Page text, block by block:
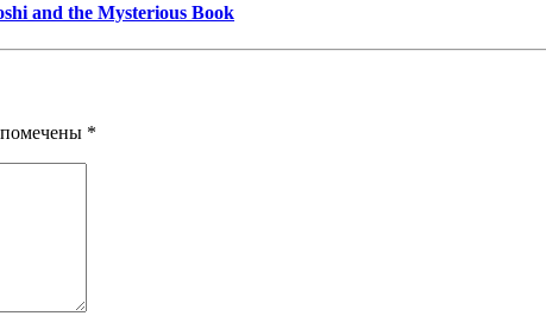
and the Mysterious Book
*